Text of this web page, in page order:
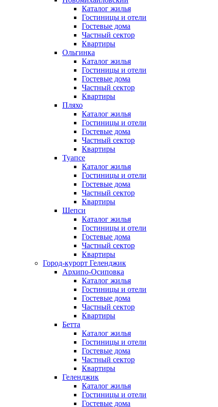
Каталог жилья
Гостиницы и отели
Гостевые дома
Частный сектор
Квартиры
Ольгинка
Каталог жилья
Гостиницы и отели
Гостевые дома
Частный сектор
Квартиры
Пляхо
Каталог жилья
Гостиницы и отели
Гостевые дома
Частный сектор
Квартиры
Туапсе
Каталог жилья
Гостиницы и отели
Гостевые дома
Частный сектор
Квартиры
Шепси
Каталог жилья
Гостиницы и отели
Гостевые дома
Частный сектор
Квартиры
Город-курорт Геленджик
Архипо-Осиповка
Каталог жилья
Гостиницы и отели
Гостевые дома
Частный сектор
Квартиры
Бетта
Каталог жилья
Гостиницы и отели
Гостевые дома
Частный сектор
Квартиры
Геленджик
Каталог жилья
Гостиницы и отели
Гостевые дома